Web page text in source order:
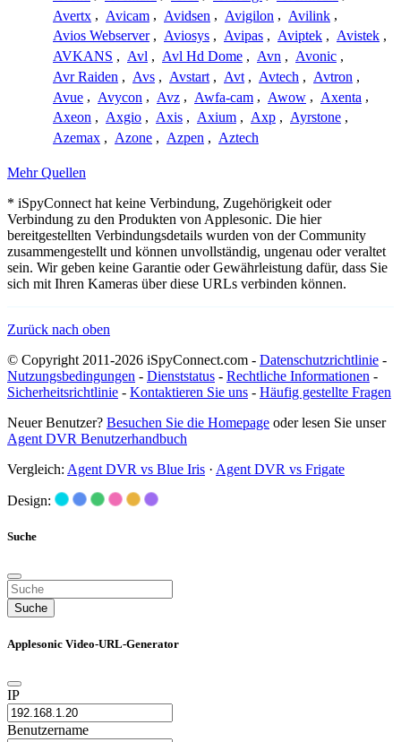
Avertx , Avicam , Avidsen , Avigilon , Avilink ,
Avios Webserver , Aviosys , Avipas , Aviptek , Avistek ,
AVKANS , Avl , Avl Hd Dome , Avn , Avonic ,
Avr Raiden , Avs , Avstart , Avt , Avtech , Avtron ,
Avue , Avycon , Avz , Awfa-cam , Awow , Axenta ,
Axeon , Axgio , Axis , Axium , Axp , Ayrstone ,
Azemax , Azone , Azpen , Aztech
Mehr Quellen
* iSpyConnect hat keine Verbindung, Zugehörigkeit oder
Verbindung zu den Produkten von Applesonic. Die hier
bereitgestellten Verbindungsdetails wurden von der Community
zusammengestellt und können unvollständig, ungenau oder veraltet
sein. Wir geben keine Garantie oder Gewährleistung dafür, dass Sie
sich mit Ihren Kameras über diese URLs verbinden können.
Zurück nach oben
© Copyright 2011-2026 iSpyConnect.com - Datenschutzrichtlinie -
Nutzungsbedingungen - Dienststatus - Rechtliche Informationen -
Sicherheitsrichtlinie - Kontaktieren Sie uns - Häufig gestellte Fragen
Neuer Benutzer? Besuchen Sie die Homepage oder lesen Sie unser
Agent DVR Benutzerhandbuch
Vergleich: Agent DVR vs Blue Iris · Agent DVR vs Frigate
Design:
Suche
Suche
Applesonic Video-URL-Generator
IP
Benutzername